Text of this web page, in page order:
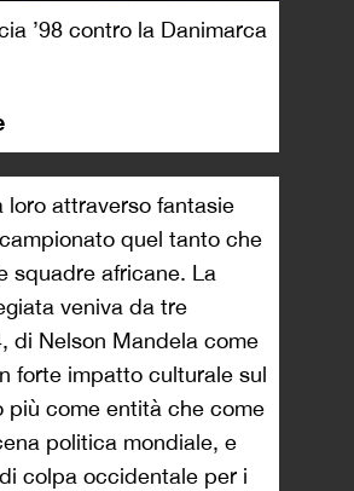
’98 contro la Danimarca
loro attraverso fantasie
quel tanto che
squadre africane. La
veniva da tre
di Nelson Mandela come
forte impatto culturale sul
più come entità che come
politica mondiale, e
colpa occidentale per i